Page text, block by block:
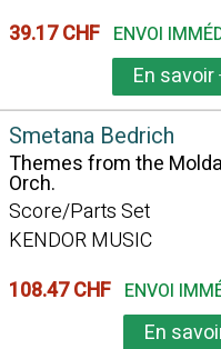
39.17 CHF ENVOI
En savoir
Smetana Bedrich
Themes from the
Orch.
Score/Parts Set
KENDOR MUSIC
108.47 CHF ENVOI
En